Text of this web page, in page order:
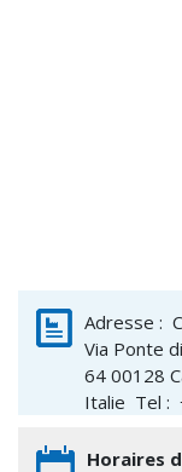
Adresse :
Via Ponte
64 00128
Italie Tel :
Horaires